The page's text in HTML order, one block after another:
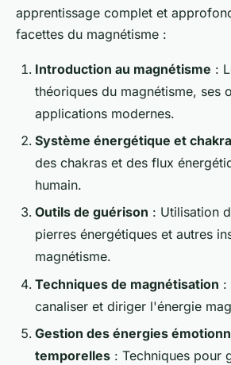
apprentissage complet et
facettes du magnétisme :
Introduction au magnétisme :
théoriques du magnétisme, ses
applications modernes.
Système énergétique et
des chakras et des flux
humain.
Outils de guérison : Utilisation
pierres énergétiques et autres
magnétisme.
Techniques de magnétisation :
canaliser et diriger l'énergie
Gestion des énergies
temporelles : Techniques pour